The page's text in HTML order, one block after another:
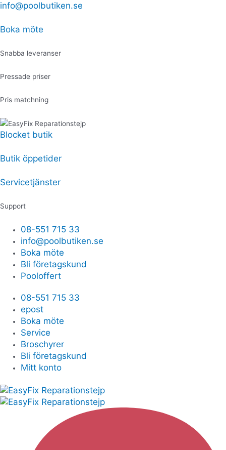
Hoppa
innehåll
info@poolbutiken.se
Boka möte
Snabba leveranser
Pressade priser
Pris matchning
Blocket butik
Butik öppetider
Servicetjänster
Support
08-551 715 33
info@poolbutiken.se
Boka möte
Bli företagskund
Pooloffert
08-551 715 33
epost
Boka möte
Service
Broschyrer
Bli företagskund
Mitt konto
Produktsökning
Produktsökning
O-
union
FloPro/FloPro
Den
produkten
flera
olika
på
produktsidan